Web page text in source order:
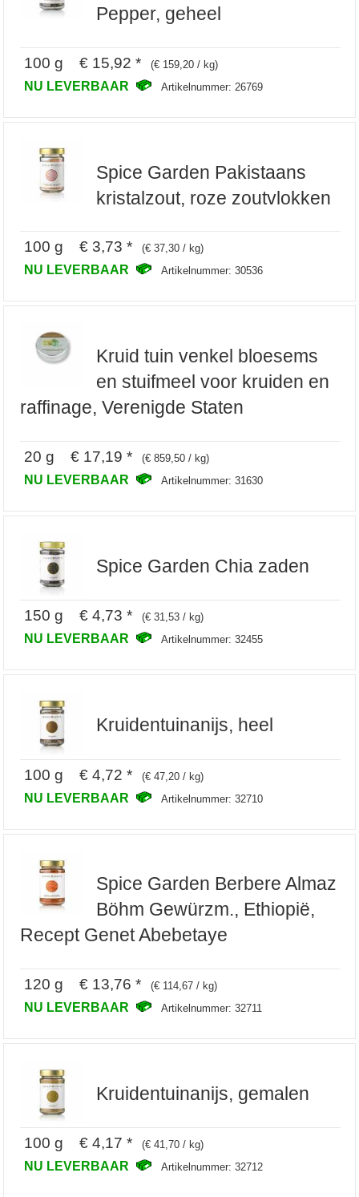
Pepper, geheel
100 g € 15,92 * (€ 159,20 / kg)
NU LEVERBAAR Artikelnummer: 26769
Spice Garden Pakistaans
kristalzout, roze zoutvlokken
100 g € 3,73 * (€ 37,30 / kg)
NU LEVERBAAR Artikelnummer: 30536
Kruid tuin venkel bloesems
en stuifmeel voor kruiden en
raffinage, Verenigde Staten
20 g € 17,19 * (€ 859,50 / kg)
NU LEVERBAAR Artikelnummer: 31630
Spice Garden Chia zaden
150 g € 4,73 * (€ 31,53 / kg)
NU LEVERBAAR Artikelnummer: 32455
Kruidentuinanijs, heel
100 g € 4,72 * (€ 47,20 / kg)
NU LEVERBAAR Artikelnummer: 32710
Spice Garden Berbere Almaz
Böhm Gewürzm., Ethiopië,
Recept Genet Abebetaye
120 g € 13,76 * (€ 114,67 / kg)
NU LEVERBAAR Artikelnummer: 32711
Kruidentuinanijs, gemalen
100 g € 4,17 * (€ 41,70 / kg)
NU LEVERBAAR Artikelnummer: 32712